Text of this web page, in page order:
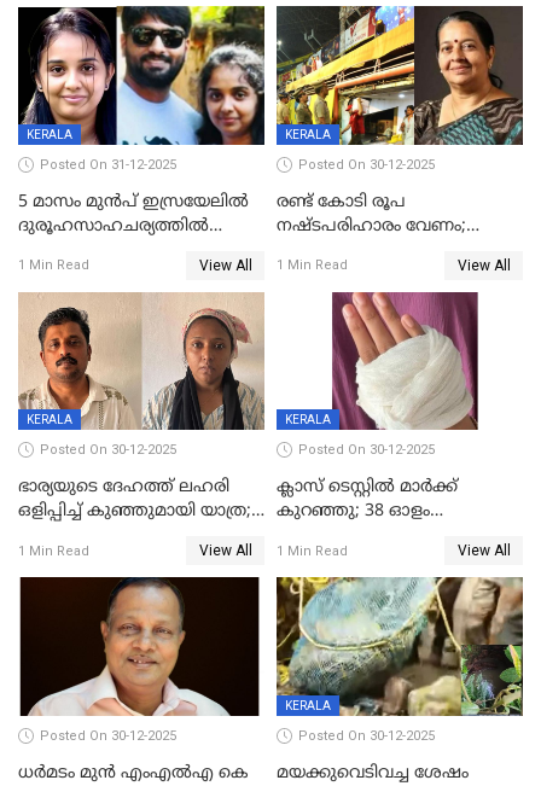
നിലയിൽ
യുവതിക്ക് ദാരുണാന്ത്യം
KERALA
Posted On 31-12-2025
5 മാസം മുൻപ് ഇസ്രയേലിൽ
ദുരൂഹസാഹചര്യത്തിൽ
മലയാളി യുവാവിന്റെ ഭാര്യയും
മരിച്ചു
1 Min Read View All
KERALA
Posted On 30-12-2025
രണ്ട് കോടി രൂപ
നഷ്ടപരിഹാരം വേണം;
നോട്ടീസയച്ച് ഉമാ തോമസ്
1 Min Read View All
KERALA
Posted On 30-12-2025
ഭാര്യയുടെ ദേഹത്ത് ലഹരി
ഒളിപ്പിച്ച് കുഞ്ഞുമായി യാത്ര;
പിടികൂടി പൊലീസ്
1 Min Read View All
KERALA
Posted On 30-12-2025
ക്ലാസ് ടെസ്റ്റിൽ മാർക്ക്
കുറഞ്ഞു; 38 ഓളം
സെന്ററിലെ അധ്യാപകന്‍
മർദിച്ചതായി പരാതി
1 Min Read View All
Posted On 30-12-2025
ധർമടം മുൻ എംഎല്‍എ കെ
KERALA
Posted On 30-12-2025
മയക്കുവെടിവച്ച ശേഷം